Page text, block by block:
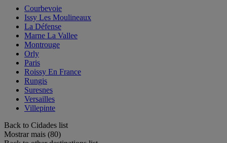
Courbevoie
Issy Les Moulineaux
La Défense
Marne La Vallee
Montrouge
Orly
Paris
Roissy En France
Rungis
Suresnes
Versailles
Villepinte
Back to Cidades list
Mostrar mais (80)